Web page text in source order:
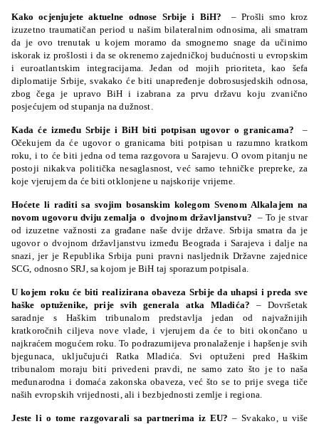
Kako ocjenjujete aktuelne odnose Srbije i BiH?– Prošli smo kroz
izuzetno traumatičan period u našim bilateralnim odnosima, ali smatram
da je ovo trenutak u kojem moramo da smognemo snage da učinimo
iskorak iz prošlosti i da se okrenemo zajedničkoj budućnosti u evropskim
i euroatlantskim integracijama. Jedan od mojih prioriteta, kao šefa
diplomatije Srbije, svakako će biti unapređenje dobrosusjedskih odnosa,
zbog čega je upravo BiH i izabrana za prvu državu koju zvanično
posjećujem od stupanja na dužnost.
Kada će između Srbije i BiH biti potpisan ugovor o granicama?–
Očekujem da će ugovor o granicama biti potpisan u razumno kratkom
roku, i to će biti jedna od tema razgovora u Sarajevu. O ovom pitanju ne
postoji nikakva politička nesaglasnost, već samo tehničke prepreke, za
koje vjerujem da će biti otklonjene u najskorije vrijeme.
Hoćete li raditi sa svojim bosanskim kolegom Svenom Alkalajem na
novom ugovoru dviju zemalja odvojnom državljanstvu? – To je stvar
od izuzetne važnosti za građane naše dvije države. Srbija smatra da je
ugovor o dvojnom državljanstvu između Beograda i Sarajeva i dalje na
snazi, jer je Republika Srbija puni pravni nasljednik Državne zajednice
SCG, odnosno SRJ, sa kojom je BiH taj sporazum potpisala.
U kojem roku će biti realizirana obaveza Srbije da uhapsi i preda sve
haške optuženike, prije svih generala
atka Mladića? – Dovršetak
saradnje s Haškim tribunalom predstavlja jedan od najvažnijih
kratkoročnih ciljeva nove vlade, i vjerujem da će to biti okončano u
najkraćem mogućem roku. To podrazumijeva pronalaženje i hapšenje svih
bjegunaca, uključujući Ratka Mladića. Svi optuženi pred Haškim
tribunalom moraju biti privedeni pravdi, ne samo zato što je to naša
međunarodna i domaća zakonska obaveza, već što se to prije svega tiče
naših evropskih vrijednosti, ali i bezbjednosti zemlje i regiona.
Jeste li o tome razgovarali sa partnerima iz EU?– Svakako, u više